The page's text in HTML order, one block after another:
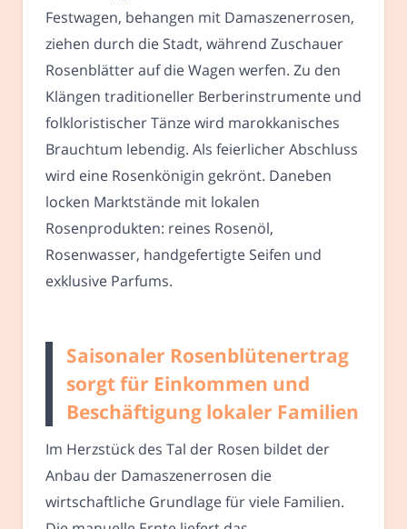
Festwagen, behangen mit Damaszenerrosen,
ziehen durch die Stadt, während Zuschauer
Rosenblätter auf die Wagen werfen. Zu den
Klängen traditioneller Berberinstrumente und
folkloristischer Tänze wird marokkanisches
Brauchtum lebendig. Als feierlicher Abschluss
wird eine Rosenkönigin gekrönt. Daneben
locken Marktstände mit lokalen
Rosenprodukten: reines Rosenöl,
Rosenwasser, handgefertigte Seifen und
exklusive Parfums.
Saisonaler Rosenblütenertrag
sorgt für Einkommen und
Beschäftigung lokaler Familien
Im Herzstück des Tal der Rosen bildet der
Anbau der Damaszenerrosen die
wirtschaftliche Grundlage für viele Familien.